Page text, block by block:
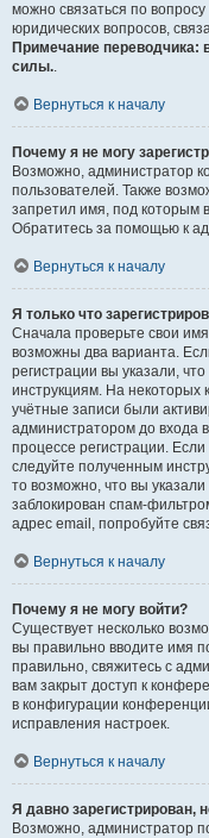
можно связаться по
юридических вопросов,
Примечание переводчика:
силы..
Вернуться к началу
Почему я не могу
Возможно, администратор
пользователей. Также
запретил имя, под которым
Обратитесь за помощью к
Вернуться к началу
Я только что
Сначала проверьте свои
возможны два варианта.
регистрации вы указали,
инструкциям. На некоторых
учётные записи были
администратором до входа
процессе регистрации.
следуйте полученным
то возможно, что вы
заблокирован спам-
адрес email, попробуйте
Вернуться к началу
Почему я не могу войти?
Существует несколько
вы правильно вводите имя
правильно, свяжитесь с
вам закрыт доступ к
в конфигурации
исправления настроек.
Вернуться к началу
Я давно зарегистрирован,
Возможно, администратор